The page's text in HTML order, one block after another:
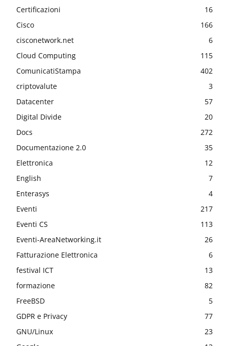
Certificazioni
16
Cisco
166
cisconetwork.net
6
Cloud Computing
115
ComunicatiStampa
402
criptovalute
3
Datacenter
57
Digital Divide
20
Docs
272
Documentazione 2.0
35
Elettronica
12
English
7
Enterasys
4
Eventi
217
Eventi CS
113
Eventi-AreaNetworking.it
26
Fatturazione Elettronica
6
festival ICT
13
formazione
82
FreeBSD
5
GDPR e Privacy
77
GNU/Linux
23